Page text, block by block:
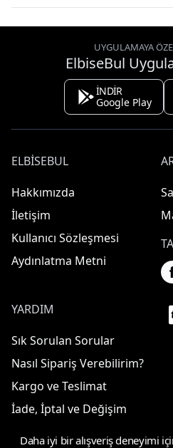
UYGULAMAYA
ElbiseBul
İNDİR
Google Play
ELBISEBUL
Hakkımızda
İletişim
Kullanıcı Sözleşmesi
Aydınlatma Metni
YARDIM
Sık Sorulan Sorular
Nasıl Sipariş Verebilirim?
Kargo ve Teslimat
İade, İptal ve Değişim
Daha iyi bir alışveriş deneyimi